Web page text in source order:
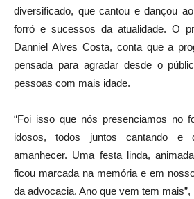
diversificado, que cantou e dançou
forró e sucessos da atualidade. O
Danniel Alves Costa, conta que a
pensada para agradar desde o
pessoas com mais idade.
“Foi isso que nós presenciamos no
idosos, todos juntos cantando e
amanhecer. Uma festa linda,
ficou marcada na memória e em
da advocacia. Ano que vem tem mais”,